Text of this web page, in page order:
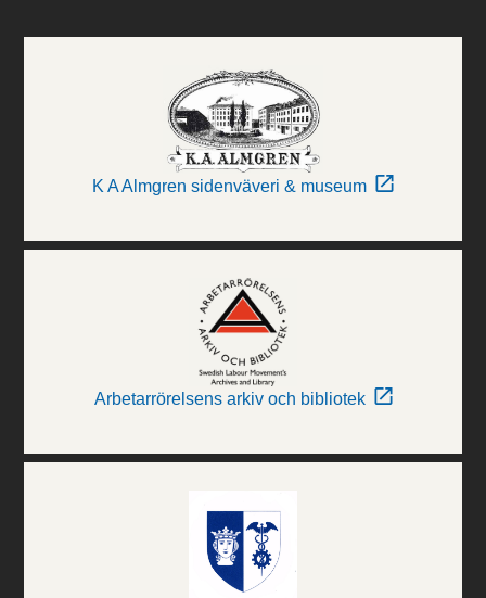
K A Almgren sidenväveri & museum
Arbetarrörelsens arkiv och bibliotek